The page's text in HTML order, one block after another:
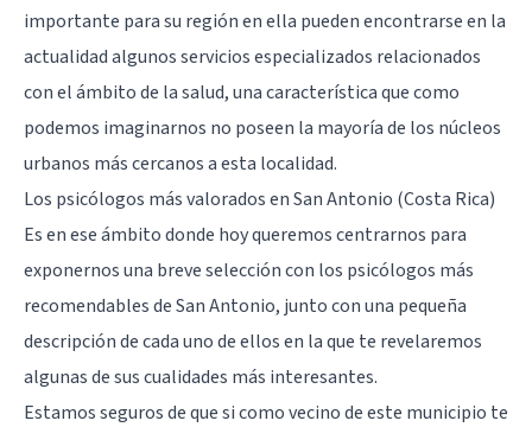
importante para su región en ella pueden encontrarse en la
actualidad algunos servicios especializados relacionados
con el ámbito de la salud, una característica que como
podemos imaginarnos no poseen la mayoría de los núcleos
urbanos más cercanos a esta localidad.
Los psicólogos más valorados en San Antonio (Costa Rica)
Es en ese ámbito donde hoy queremos centrarnos para
exponernos una breve selección con los psicólogos más
recomendables de San Antonio, junto con una pequeña
descripción de cada uno de ellos en la que te revelaremos
algunas de sus cualidades más interesantes.
Estamos seguros de que si como vecino de este municipio te